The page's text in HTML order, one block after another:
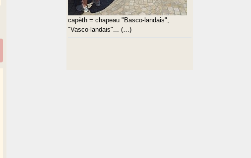
capèth = chapeau "Basco-landais",
"Vasco-landais"... (…)